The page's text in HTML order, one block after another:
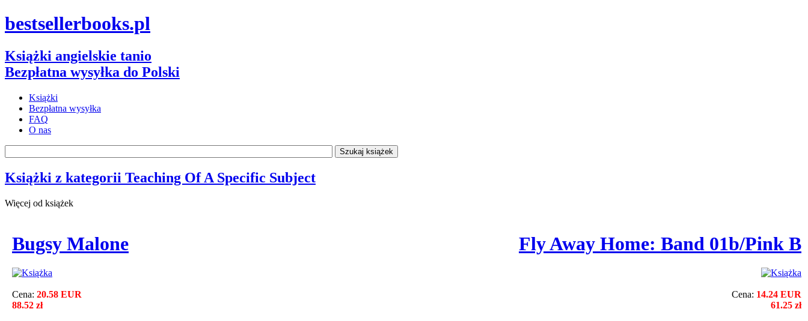
bestsellerbooks.pl
Książki angielskie tanio
Bezpłatna wysyłka do Polski
Książki
Bezpłatna wysyłka
FAQ
O nas
Książki z kategorii Teaching Of A Specific Subject
Więcej od książek
Bugsy Malone
Cena: 20.58 EUR
88.52 zł
Fly Away Home: Band 01b/Pink B
Cena: 14.24 EUR
61.25 zł